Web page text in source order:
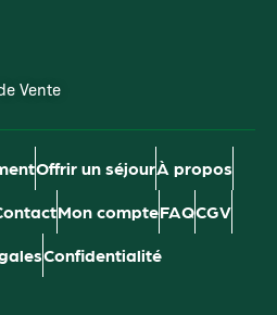
Vente
Offrir un séjourÀ propos
Mon compteFAQCGV
Confidentialité